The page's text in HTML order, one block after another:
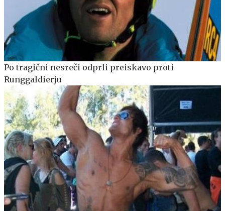
Po tragični nesreči odprli preiskavo proti
Runggaldierju